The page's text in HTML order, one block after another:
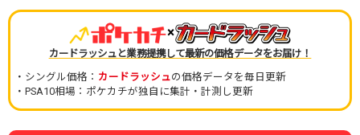
×
カードラッシュと業務提携して最新の価格データをお届け！
・シングル価格： カードラッシュの価格データを毎日更新
・PSA10相場：ポケカチが独自に集計・計測し更新